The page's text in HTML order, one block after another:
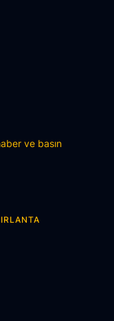
ve basın